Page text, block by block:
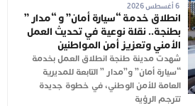
6 أغسطس 2026
انطلاق خدمة “سيارة أمان” و “مدار ”
بطنجة.. نقلة نوعية في تحديث العمل
الأمني وتعزيز أمن المواطنين
شهدت مدينة طنجة انطلاق العمل بخدمة
“سيارة أمان” و”مدار ” التابعة للمديرية
العامة للأمن الوطني، في خطوة جديدة
تترجم الرؤية